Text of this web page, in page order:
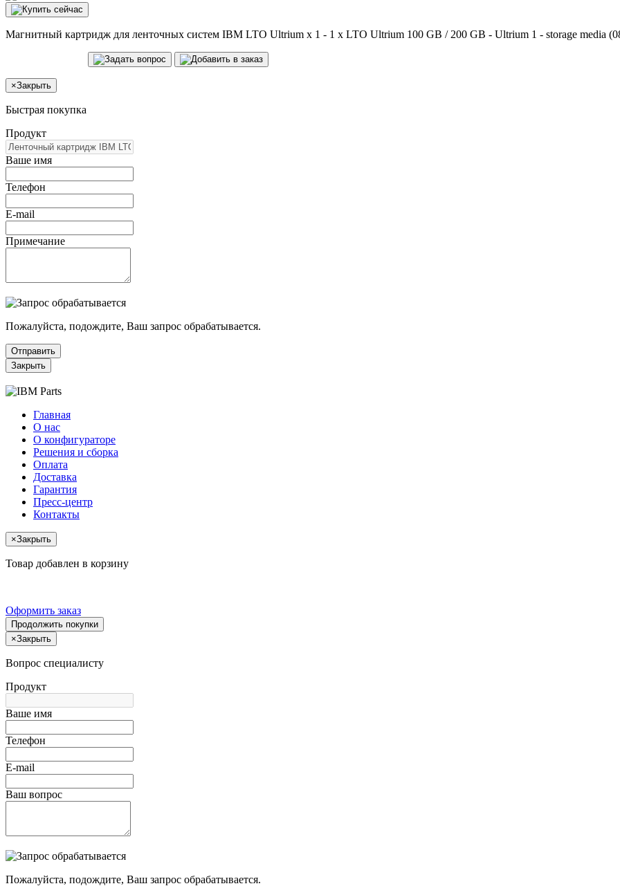
Магнитный картридж для ленточных систем IBM LTO Ultrium x 1 - 1 x LTO Ultrium 100 GB / 200 GB - Ultrium 1 - storage media
×Закрыть
Быстрая покупка
Продукт
Ваше имя
Телефон
E-mail
Примечание
Пожалуйста, подождите, Ваш запрос обрабатывается.
Отправить
Закрыть
Главная
О нас
О конфигураторе
Решения и сборка
Оплата
Доставка
Гарантия
Пресс-центр
Контакты
×Закрыть
Товар добавлен в корзину
Оформить заказ
Продолжить покупки
×Закрыть
Вопрос специалисту
Продукт
Ваше имя
Телефон
E-mail
Ваш вопрос
Пожалуйста, подождите, Ваш запрос обрабатывается.